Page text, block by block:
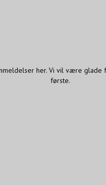
her. Vi vil være glade
første.